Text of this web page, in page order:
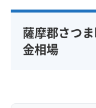
完全分解洗浄 部
資格保有スタッフ
薩摩郡さつ
金相場